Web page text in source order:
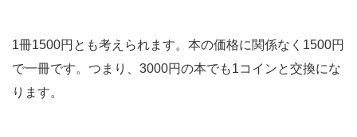
1冊1500円とも考えられます。本の価格に関係なく1500円
で一冊です。つまり、3000円の本でも1コインと交換にな
ります。